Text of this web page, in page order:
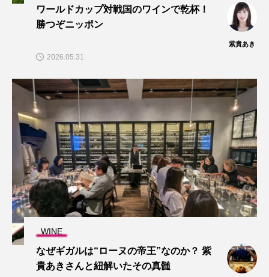
ワールドカップ対戦国のワインで乾杯！
勝つぞニッポン
紫貴あき
2026.05.31
WINE
なぜギガルは“ローヌの帝王”なのか？ 紫
貴あきさんと紐解いたその真髄